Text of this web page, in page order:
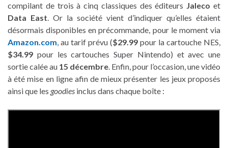
compilant de trois à cinq classiques des éditeurs Jaleco et
Data East. Or la société vient d’indiquer qu’elles étaient
désormais disponibles en précommande, pour le moment via
Amazon.com, au tarif prévu ($29.99 pour la cartouche NES,
$34.99 pour les cartouches Super Nintendo) et avec une
sortie calée au 15 décembre. Enfin, pour l’occasion, une vidéo
à été mise en ligne afin de mieux présenter les jeux proposés
ainsi que les goodies inclus dans chaque boîte :